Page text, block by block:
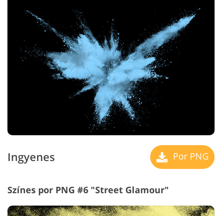
Ingyenes Por PNG
Színes por PNG #6 "Street Glamour"